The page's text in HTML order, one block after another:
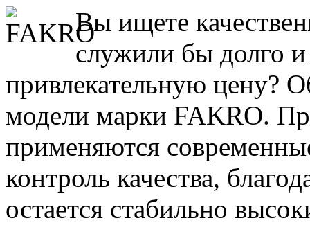
Вы ищете
служили бы долго
привлекательную цену?
модели марки FAKRO.
применяются
контроль качества,
остается стабильно